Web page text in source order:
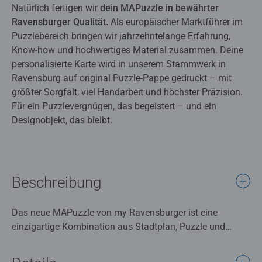
Natürlich fertigen wir dein MAPuzzle in bewährter
Ravensburger Qualität. Als europäischer Marktführer im
Puzzlebereich bringen wir jahrzehntelange Erfahrung,
Know-how und hochwertiges Material zusammen. Deine
personalisierte Karte wird in unserem Stammwerk in
Ravensburg auf original Puzzle-Pappe gedruckt – mit
größter Sorgfalt, viel Handarbeit und höchster Präzision.
Für ein Puzzlevergnügen, das begeistert – und ein
Designobjekt, das bleibt.
Beschreibung
Das neue MAPuzzle von my Ravensburger ist eine
einzigartige Kombination aus Stadtplan, Puzzle und